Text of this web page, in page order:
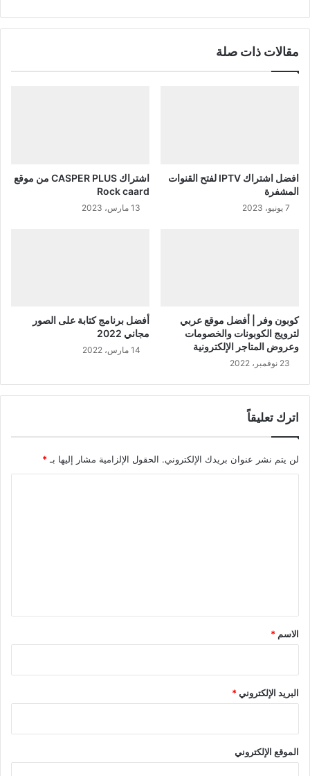
مقالات ذات صلة
افضل اشتراك IPTV لفتح القنوات
المشفرة
7 يونيو، 2023
اشتراك CASPER PLUS من موقع
Rock caard
13 مارس، 2023
كوبون وفر | أفضل موقع عربي
لترويج الكوبونات والخصومات
وعروض المتاجر الإلكترونية
23 نوفمبر، 2022
أفضل برنامج كتابة على الصور
مجاني 2022
14 مارس، 2022
اترك تعليقاً
لن يتم نشر عنوان بريدك الإلكتروني. الحقول الإلزامية مشار إليها بـ*
*
الاسم *
البريد الإلكتروني*
الموقع الإلكتروني